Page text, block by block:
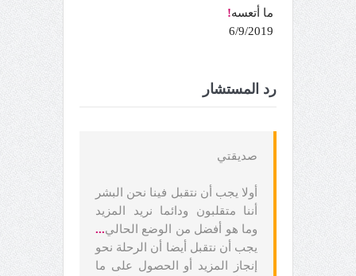
ما أتعسه!
رد المستشار
صديقتي
أولا يجب أن نتقبل فينا نحن البشر
أننا متقلبون ودائما نريد المزيد
وما هو أفضل من الوضع الحالي...
يجب أن نتقبل أيضا أن الرحلة نحو
إنجاز المزيد أو الحصول على ما